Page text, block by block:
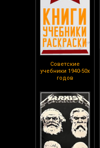
Советские
учебники 1940-50х
годов